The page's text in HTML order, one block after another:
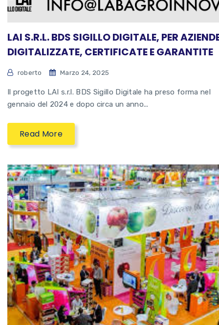
LAI S.R.L. BDS SIGILLO DIGITALE, PER
DIGITALIZZATE, CERTIFICATE E GARANTITE
roberto Marzo 24, 2025
Il progetto LAI s.r.l. BDS Sigillo Digitale ha preso forma nel
gennaio del 2024 e dopo circa un anno...
Read More